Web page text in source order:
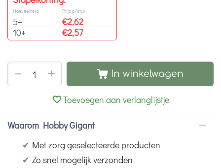
Hoeveelheid
5+
10+
Prijs p/stuk
€2,62
€2,57
+
− In winkelwagen
Toevoegen aan verlanglijstje
Waarom Hobby Gigant
✔ Met zorg geselecteerde producten
✔ Zo snel mogelijk verzonden